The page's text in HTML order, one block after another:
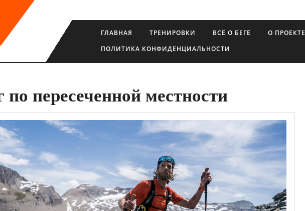
ГЛАВНАЯ ТРЕНИРОВКИ ВСЁ О БЕГЕ О ПРОЕКТЕ
ПОЛИТИКА КОНФИДЕНЦИАЛЬНОСТИ
по пересеченной местности